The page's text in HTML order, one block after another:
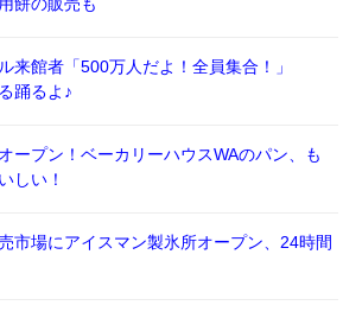
餅の販売も
来館者「500万人だよ！全員集合！」
踊るよ♪
ープン！ベーカリーハウスWAのパン、も
しい！
市場にアイスマン製氷所オープン、24時間